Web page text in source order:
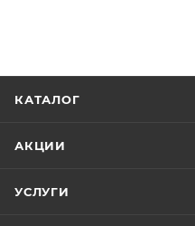
КАТАЛОГ
АКЦИИ
УСЛУГИ